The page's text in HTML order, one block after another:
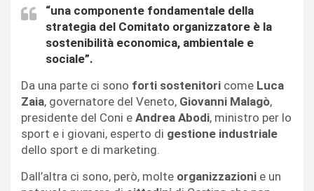
“una componente fondamentale della
strategia del Comitato organizzatore è la
sostenibilità economica, ambientale e
sociale”.
Da una parte ci sono forti sostenitori come Luca
Zaia, governatore del Veneto, Giovanni Malagò,
presidente del Coni e Andrea Abodi, ministro per lo
sport e i giovani, esperto di gestione industriale
dello sport e di marketing.
Dall’altra ci sono, però, molte organizzazioni e un